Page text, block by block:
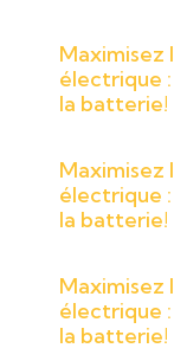
Maximisez
électrique
la batterie!
Maximisez
électrique
la batterie!
Maximisez
électrique
la batterie!